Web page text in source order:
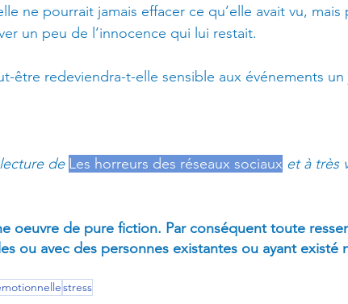
ne pourrait jamais effacer ce qu’elle avait vu,
un peu de l’innocence qui lui restait.
être redeviendra-t-elle sensible aux événements un
de Les horreurs des réseaux sociaux et à très
oeuvre de pure fiction. Par conséquent toute
ou avec des personnes existantes ou ayant existé
stress